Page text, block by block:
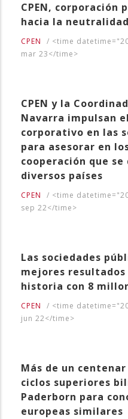
CPEN, corporación
hacia la
CPEN / <time
mar 23</time>
CPEN y la
Navarra impulsan
corporativo en las
para asesorar en
cooperación que
diversos países
CPEN / <time
sep 22</time>
Las sociedades
mejores resultados
historia con 8
CPEN / <time
jun 22</time>
Más de un
ciclos superiores
Paderborn para
europeas similares